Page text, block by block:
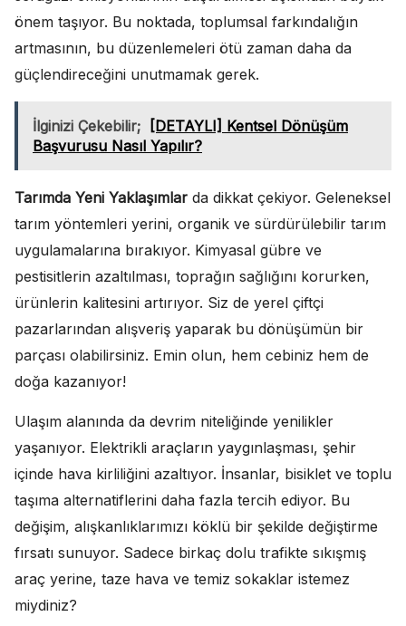
önem taşıyor. Bu noktada, toplumsal farkındalığın
artmasının, bu düzenlemeleri ötü zaman daha da
güçlendireceğini unutmamak gerek.
İlginizi Çekebilir;
[DETAYLI] Kentsel Dönüşüm
Başvurusu Nasıl Yapılır?
Tarımda Yeni Yaklaşımlar da dikkat çekiyor. Geleneksel
tarım yöntemleri yerini, organik ve sürdürülebilir tarım
uygulamalarına bırakıyor. Kimyasal gübre ve
pestisitlerin azaltılması, toprağın sağlığını korurken,
ürünlerin kalitesini artırıyor. Siz de yerel çiftçi
pazarlarından alışveriş yaparak bu dönüşümün bir
parçası olabilirsiniz. Emin olun, hem cebiniz hem de
doğa kazanıyor!
Ulaşım alanında da devrim niteliğinde yenilikler
yaşanıyor. Elektrikli araçların yaygınlaşması, şehir
içinde hava kirliliğini azaltıyor. İnsanlar, bisiklet ve toplu
taşıma alternatiflerini daha fazla tercih ediyor. Bu
değişim, alışkanlıklarımızı köklü bir şekilde değiştirme
fırsatı sunuyor. Sadece birkaç dolu trafikte sıkışmış
araç yerine, taze hava ve temiz sokaklar istemez
miydiniz?